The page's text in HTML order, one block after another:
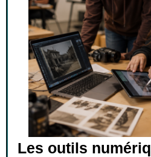
Les outils